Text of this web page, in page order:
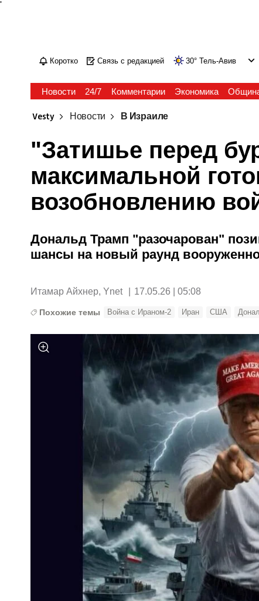
'
Коротко Связь с редакцией 30° Тель-Авив
Новости 24/7 Комментарии Экономика
Vesty Новости В Израиле
"Затишье перед
максимальной
возобновлению
Дональд Трамп "разочарован"
шансы на новый раунд
Итамар Айхнер, Ynet 17.05.26 | 05:08
Похожие темы Война с Ираном-2 Иран США